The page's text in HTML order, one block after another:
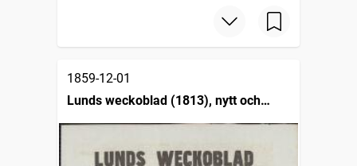
1859-12-01
Lunds weckoblad (1813), nytt och
gammalt